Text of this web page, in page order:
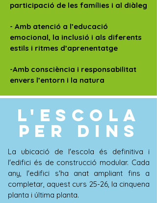
participació de les famílies i al diàleg
- Amb atenció a l’educació
emocional, la inclusió i als diferents
estils i ritmes d’aprenentatge
-Amb consciència i responsabilitat
envers l’entorn i la natura
L'ESCOLA
PER DINS
La ubicació de l'escola és definitiva i
l'edifici és de construcció modular. Cada
any, l'edifici s'ha anat ampliant fins a
completar, aquest curs 25-26, la cinquena
planta i última planta.